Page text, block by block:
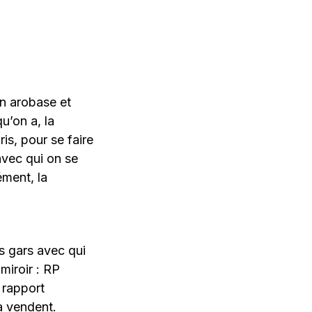
arobase et
a, la
pour se faire
qui on se
la
gars avec qui
: RP
rapport
vendent.